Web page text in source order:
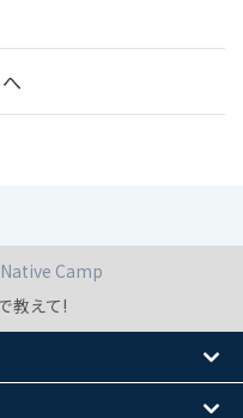
Camp
教えて!